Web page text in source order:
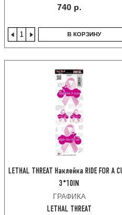
740 р.
В КОРЗИНУ
LETHAL THREAT Наклейка RIDE FOR A
3*10IN
ГРАФИКА
LETHAL THREAT